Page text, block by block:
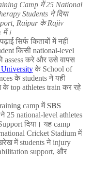
Camp में 25 National
Students ने दिया
Raipur के Rajiv
में।
पढ़ाई सिर्फ किताबों में नहीं
किसी national-level
assess करे और उसे वापस
University के School of
के students ने यही
के top athletes train कर रहे
camp में SBS
ने
दिया। यह camp
Cricket Stadium में
में students ने injury
support, और